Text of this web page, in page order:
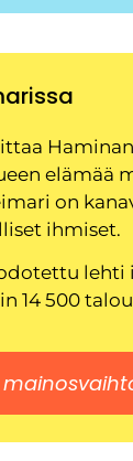
elämää
on
ihmiset.
lehti
14 500